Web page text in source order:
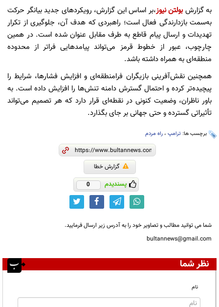
به گزارشبولتن نیوز،بر اساس این گزارش، رویکردهای جدید بیانگر حرکت
به‌سمت بازدارندگی فعال است؛ راهبردی که هدف آن، جلوگیری از تکرار
تهدیدات و ارسال پیام قاطع به طرف مقابل عنوان شده است. در همین
چارچوب، عبور از خطوط قرمز می‌تواند پیامدهایی فراتر از محدوده
منطقه‌ای به همراه داشته باشد.
همچنین نقش‌آفرینی بازیگران فرامنطقه‌ای و افزایش فشارها، شرایط را
پیچیده‌تر کرده و احتمال گسترش دامنه تنش‌ها را افزایش داده است. به
باور ناظران، وضعیت کنونی در نقطه‌ای قرار دارد که هر تصمیم می‌تواند
تأثیراتی گسترده و حتی جهانی بر جای بگذارد.
برچسب ها: ترامپ ، راه مردم
گزارش خطا
پسندیدم 0
شما می توانید مطالب و تصاویر خود را به آدرس زیر ارسال فرمایید.
bultannews@gmail.com
نظر شما
نام